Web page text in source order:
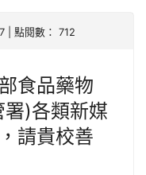
| 點閱數： 712
食品藥物
)各類新媒
請貴校善